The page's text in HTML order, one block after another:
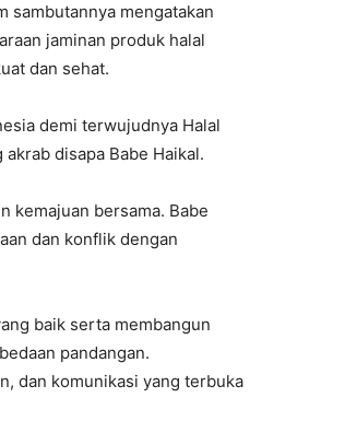
sambutannya mengatakan
jaminan produk halal
dan sehat.
demi terwujudnya Halal
disapa Babe Haikal.
kemajuan bersama. Babe
dan konflik dengan
baik serta membangun
pandangan.
dan komunikasi yang terbuka